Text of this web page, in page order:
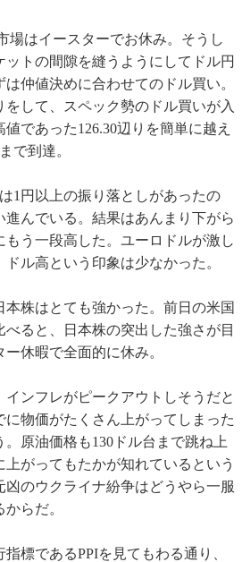
はイースターでお休み。そうし
トの間隙を縫うようにしてドル円
仲値決めに合わせてのドル買い。
して、スペック勢のドル買いが入
であった126.30辺りを簡単に越え
で到達。
1円以上の振り落としがあったの
進んでいる。結果はあんまり下がら
う一段高した。ユーロドルが激し
ル高という印象は少なかった。
株はとても強かった。前日の米国
ると、日本株の突出した強さが目
休暇で全面的に休み。
ンフレがピークアウトしそうだと
に物価がたくさん上がってしまった
原油価格も130ドル台まで跳ね上
がってもたかが知れているという
凶のウクライナ紛争はどうやら一服
らだ。
標であるPPIを見てもわる通り、